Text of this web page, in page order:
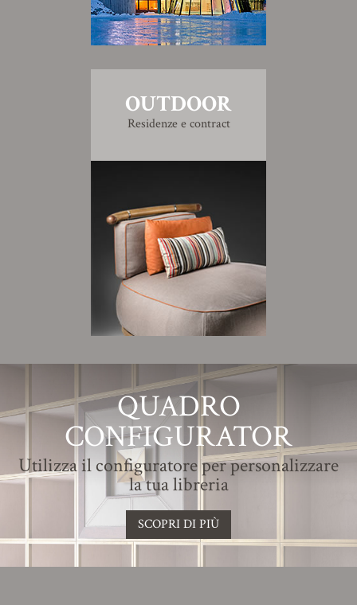
OUTDOOR
Residenze e contract
QUADRO
CONFIGURATOR
Utilizza il configuratore per personalizzare
la tua libreria
SCOPRI DI PIÙ